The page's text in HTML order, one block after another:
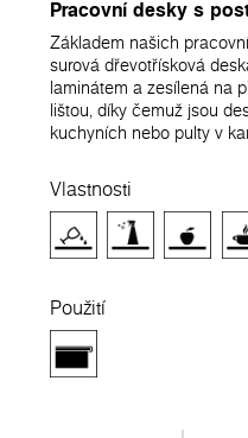
Pracovní desky s
Základem našich
surová dřevotřísková
laminátem a zesílená na
lištou, díky čemuž jsou
kuchyních nebo pulty v
Vlastnosti
Použití